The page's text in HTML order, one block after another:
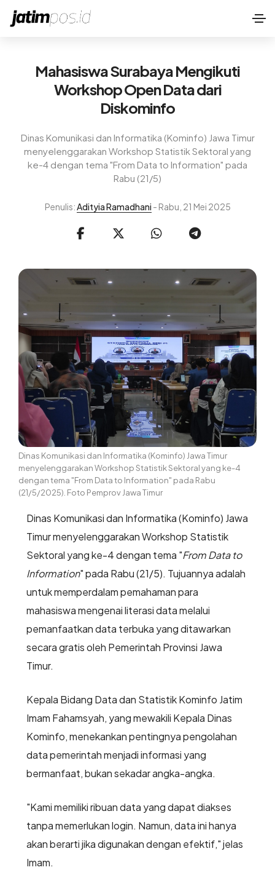
Mahasiswa Surabaya Mengikuti
Workshop Open Data dari
Diskominfo
Dinas Komunikasi dan Informatika (Kominfo) Jawa Timur
menyelenggarakan Workshop Statistik Sektoral yang
ke-4 dengan tema "From Data to Information" pada
Rabu (21/5)
Penulis:Adityia Ramadhani - Rabu, 21 Mei 2025
Dinas Komunikasi dan Informatika (Kominfo) Jawa Timur
menyelenggarakan Workshop Statistik Sektoral yang ke-4
dengan tema "From Data to Information" pada Rabu
(21/5/2025). Foto Pemprov Jawa Timur
Dinas Komunikasi dan Informatika (Kominfo) Jawa
Timur menyelenggarakan Workshop Statistik
Sektoral yang ke-4 dengan tema "From Data to
Information" pada Rabu (21/5). Tujuannya adalah
untuk memperdalam pemahaman para
mahasiswa mengenai literasi data melalui
pemanfaatkan data terbuka yang ditawarkan
secara gratis oleh Pemerintah Provinsi Jawa
Timur.
Kepala Bidang Data dan Statistik Kominfo Jatim
Imam Fahamsyah, yang mewakili Kepala Dinas
Kominfo, menekankan pentingnya pengolahan
data pemerintah menjadi informasi yang
bermanfaat, bukan sekadar angka-angka.
"Kami memiliki ribuan data yang dapat diakses
tanpa memerlukan login. Namun, data ini hanya
akan berarti jika digunakan dengan efektif," jelas
Imam.